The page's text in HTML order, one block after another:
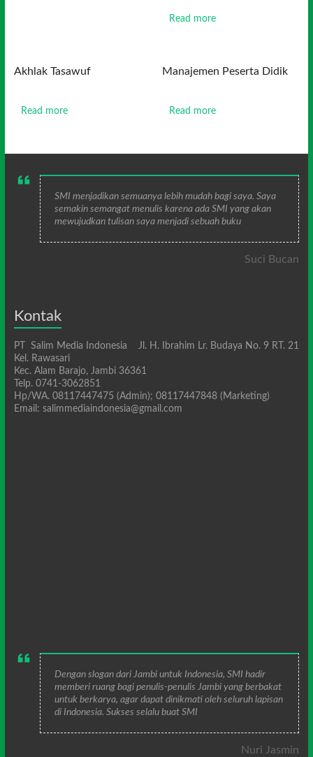
Read more
Akhlak Tasawuf
Read more
Manajemen Peserta Didik
Read more
SMI menjadikan semuanya lebih mudah bagi saya. Saya
semakin semangat menulis karena ada SMI yang akan
mewujudkan tulisan saya menjadi sebuah buku
Suci Bucan
Kontak
PT Salim Media Indonesia Jl. H. Ibrahim Lr. Budaya No. 9 RT. 21
Kel. Rawasari
Kec. Alam Barajo, Jambi 36361
Telp. 0741-3062851
Hp/WA. 08117447475 (Admin); 08117447848 (Marketing)
Email: salimmediaindonesia@gmail.com
Dengan slogan dari Jambi untuk Indonesia, SMI hadir
memberi ruang bagi penulis-penulis Jambi yang berbakat
untuk berkarya, agar dapat dinikmati oleh seluruh lapisan
di Indonesia. Sukses selalu buat SMI
Nuri Jasmin